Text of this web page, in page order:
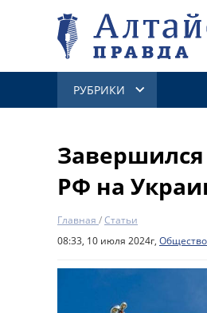
РУБРИКИ
РФ на
Главная /Статьи
08:33, 10 июля 2024г, Общество